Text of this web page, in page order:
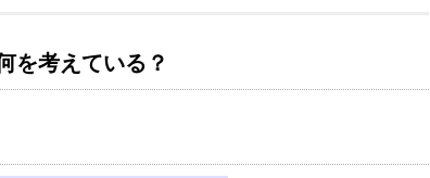
を考えている？